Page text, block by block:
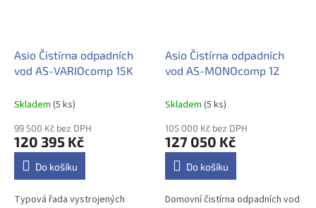
Asio Čistírna odpadních
vod AS-VARIOcomp 15K
Skladem (5 ks)
99 500 Kč bez DPH
120 395 Kč
Do košíku
Typová řada vystrojených
Asio Čistírna odpadních
vod AS-MONOcomp 12
Skladem (5 ks)
105 000 Kč bez DPH
127 050 Kč
Do košíku
Domovní čistírna odpadních vod